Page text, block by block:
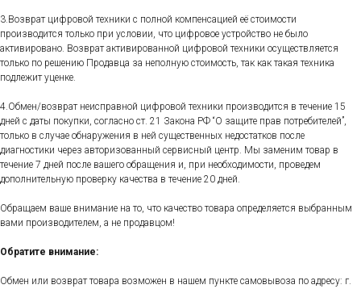
3.Возврат цифровой техники с полной компенсацией её стоимости
производится только при условии, что цифровое устройство не было
активировано. Возврат активированной цифровой техники осуществляется
только по решению Продавца за неполную стоимость, так как такая техника
подлежит уценке.
4.Обмен/возврат неисправной цифровой техники производится в течение 15
дней с даты покупки, согласно ст. 21 Закона РФ “О защите прав потребителей”,
только в случае обнаружения в ней существенных недостатков после
диагностики через авторизованный сервисный центр. Мы заменим товар в
течение 7 дней после вашего обращения и, при необходимости, проведем
дополнительную проверку качества в течение 20 дней.
Обращаем ваше внимание на то, что качество товара определяется выбранным
вами производителем, а не продавцом!
Обратите внимание:
Обмен или возврат товара возможен в нашем пункте самовывоза по адресу: г.